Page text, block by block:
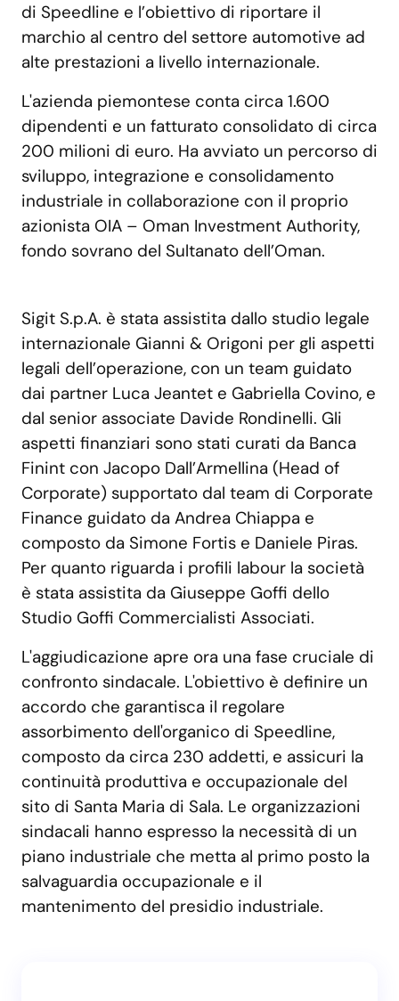
di Speedline e l’obiettivo di riportare il
marchio al centro del settore automotive ad
alte prestazioni a livello internazionale.
L'azienda piemontese conta circa 1.600
dipendenti e un fatturato consolidato di circa
200 milioni di euro. Ha avviato un percorso di
sviluppo, integrazione e consolidamento
industriale in collaborazione con il proprio
azionista OIA – Oman Investment Authority,
fondo sovrano del Sultanato dell’Oman.
Sigit S.p.A. è stata assistita dallo studio legale
internazionale Gianni & Origoni per gli aspetti
legali dell’operazione, con un team guidato
dai partner Luca Jeantet e Gabriella Covino, e
dal senior associate Davide Rondinelli. Gli
aspetti finanziari sono stati curati da Banca
Finint con Jacopo Dall’Armellina (Head of
Corporate) supportato dal team di Corporate
Finance guidato da Andrea Chiappa e
composto da Simone Fortis e Daniele Piras.
Per quanto riguarda i profili labour la società
è stata assistita da Giuseppe Goffi dello
Studio Goffi Commercialisti Associati.
L'aggiudicazione apre ora una fase cruciale di
confronto sindacale. L'obiettivo è definire un
accordo che garantisca il regolare
assorbimento dell'organico di Speedline,
composto da circa 230 addetti, e assicuri la
continuità produttiva e occupazionale del
sito di Santa Maria di Sala. Le organizzazioni
sindacali hanno espresso la necessità di un
piano industriale che metta al primo posto la
salvaguardia occupazionale e il
mantenimento del presidio industriale.